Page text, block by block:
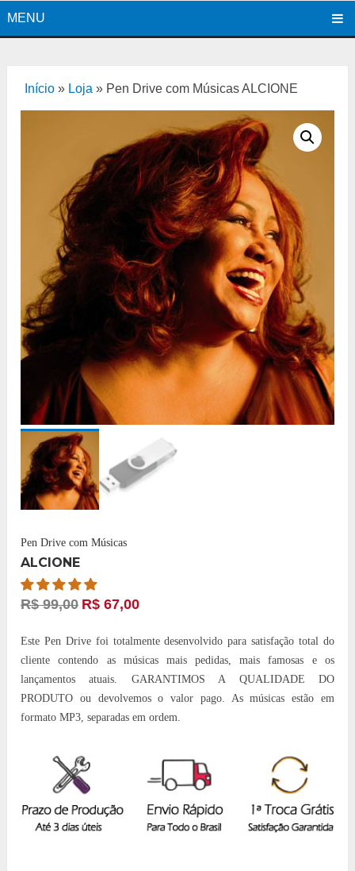
MENU
Início » Loja » Pen Drive com Músicas ALCIONE
Pen Drive com Músicas
ALCIONE
R$99,00 R$ 67,00
Este Pen Drive foi totalmente desenvolvido para satisfação total do
cliente contendo as músicas mais pedidas, mais famosas e os
lançamentos atuais. GARANTIMOS A QUALIDADE DO
PRODUTO ou devolvemos o valor pago. As músicas estão em
formato MP3, separadas em ordem.